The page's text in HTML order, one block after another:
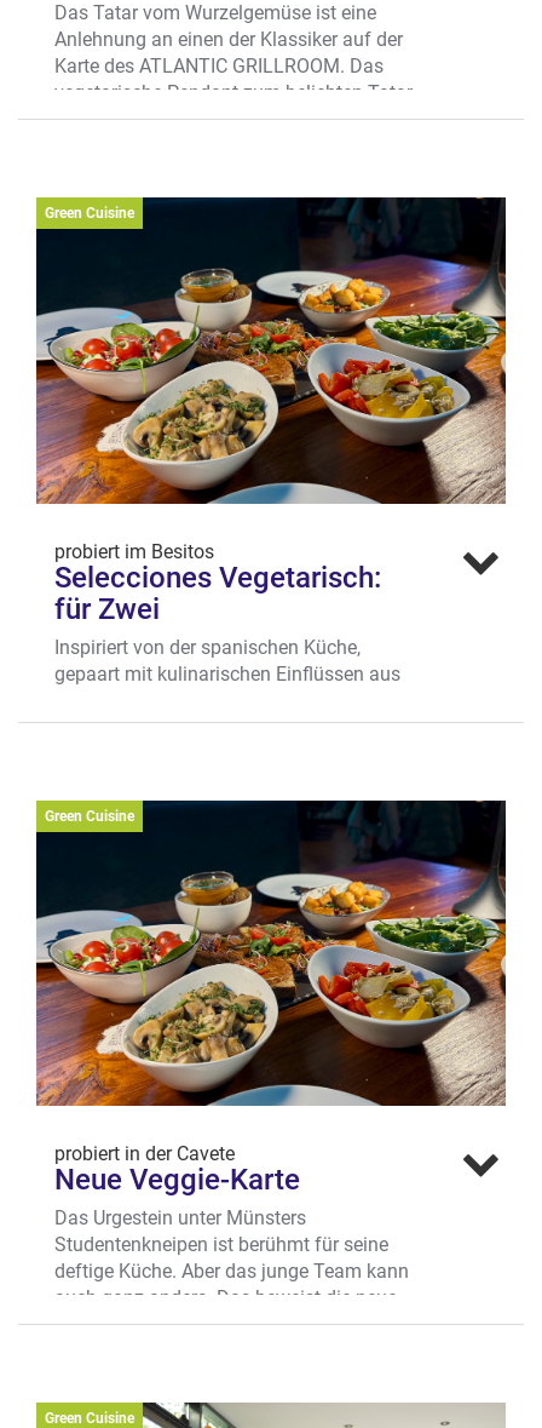
Das Tatar vom Wurzelgemüse ist eine
Anlehnung an einen der Klassiker auf der
Karte des ATLANTIC GRILLROOM. Das
vegetarische Pendant zum beliebten Tatar
von der deutschen Färse ist das Tatar vom
Urkarotte und Petersilienwurzel serviert.
Dazu gesellen sich ein Meerrettich-Schaum
und ein Brik-Teig-Chip, der nicht nur Crunch
ins Geschmackserlebnis bringt, sondern
das Tatar auch zu etwas Besonderem fürs
Auge macht.
Wo? Engelstr. 39, City-Ost
Mehr erfahren
Green Cuisine
probiert im Besitos
Selecciones Vegetarisch:
für Zwei
Inspiriert von der spanischen Küche,
gepaart mit kulinarischen Einflüssen aus
Variationen für ein großartiges
bravas, Pa‘amb oli „Clásico”, Champiñones
al ajillo, Crema de Muhamara, Pimientos
de Padrón und Parrillada de verduras
füllen und genießt nach Lust und Laune
als Paar oder mit Freunden.
Wo? Alter Steinweg 21, Salzstraßenviertel
Green Cuisine
probiert in der Cavete
Neue Veggie-Karte
Das Urgestein unter Münsters
Studentenkneipen ist berühmt für seine
deftige Küche. Aber das junge Team kann
auch ganz anders. Das beweist die neue
Cavete-Karte, die mit zahlreichen
Falafelteller mit Humus, Auberginencème,
Green Cuisine